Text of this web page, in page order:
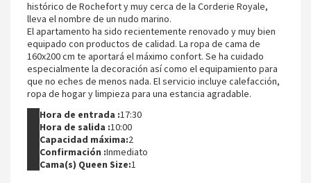
histórico de Rochefort y muy cerca de la Corderie Royale,
lleva el nombre de un nudo marino.
El apartamento ha sido recientemente renovado y muy bien
equipado con productos de calidad. La ropa de cama de
160x200 cm te aportará el máximo confort. Se ha cuidado
especialmente la decoración así como el equipamiento para
que no eches de menos nada. El servicio incluye calefacción,
ropa de hogar y limpieza para una estancia agradable.
Hora de entrada :17:30
Hora de salida :10:00
Capacidad máxima:2
Confirmación :Inmediato
Cama(s) Queen Size:1